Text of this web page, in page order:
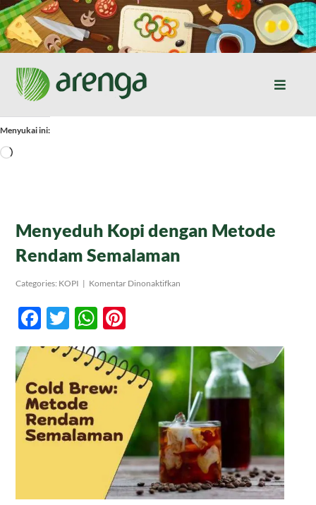
Skip
to
content
Toggle
Home
Tentang Kami
Produk
Kontak
Menyukai ini:
Memuat...
Menyeduh Kopi dengan Metode
Rendam Semalaman
Categories: KOPI | Komentar Dinonaktifkan
Semalaman
Facebook
TwitterWhatsApp